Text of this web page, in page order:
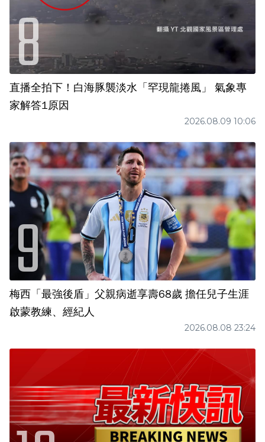
直播全拍下！白海豚襲淡水「罕現龍捲風」 氣象專
家解答1原因
2026.08.09 10:06
梅西「最強後盾」父親病逝享壽68歲 擔任兒子生涯
啟蒙教練、經紀人
2026.08.08 23:24